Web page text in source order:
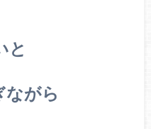
と
ながら